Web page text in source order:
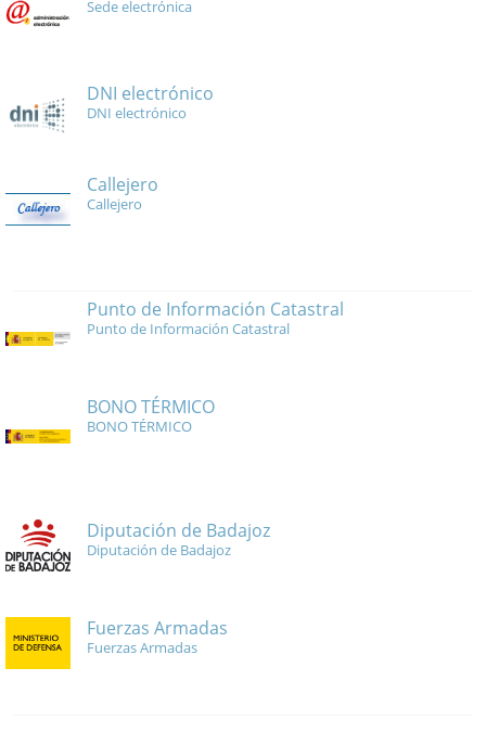
Sede electrónica
DNI electrónico
DNI electrónico
Callejero
Callejero
Punto de Información Catastral
Punto de Información Catastral
BONO TÉRMICO
BONO TÉRMICO
Diputación de Badajoz
Diputación de Badajoz
Fuerzas Armadas
Fuerzas Armadas